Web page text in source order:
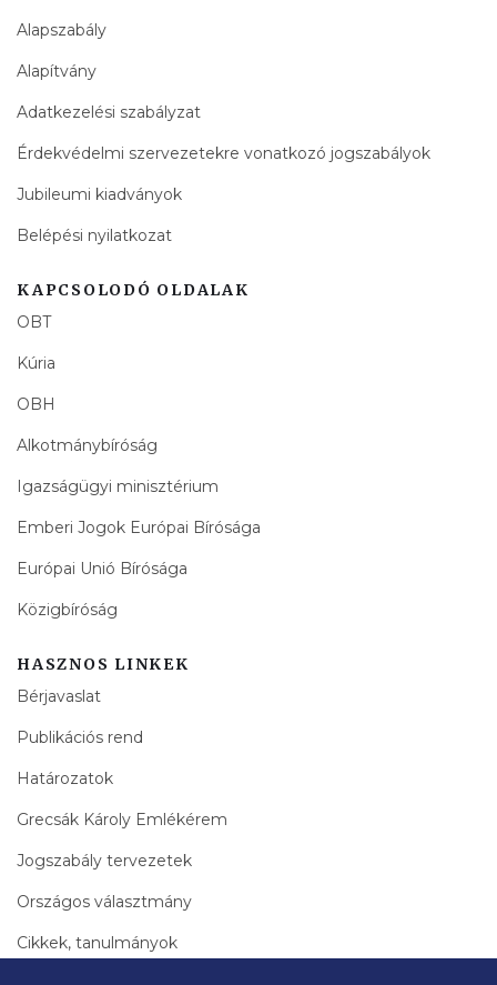
Alapszabály
Alapítvány
Adatkezelési szabályzat
Érdekvédelmi szervezetekre vonatkozó jogszabályok
Jubileumi kiadványok
Belépési nyilatkozat
KAPCSOLODÓ OLDALAK
OBT
Kúria
OBH
Alkotmánybíróság
Igazságügyi minisztérium
Emberi Jogok Európai Bírósága
Európai Unió Bírósága
Közigbíróság
HASZNOS LINKEK
Bérjavaslat
Publikációs rend
Határozatok
Grecsák Károly Emlékérem
Jogszabály tervezetek
Országos választmány
Cikkek, tanulmányok